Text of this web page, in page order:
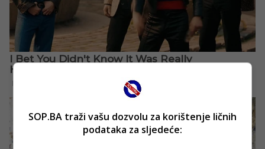
SOP.BA traži vašu dozvolu za korištenje ličnih
podataka za sljedeće: